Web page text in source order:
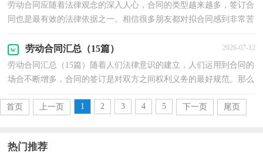
劳动合同应随着法律观念的深入人心，合同的类型越来越多，签订合
同也是最有效的法律依据之一。相信很多朋友都对拟合同感到非常苦
劳动合同汇总（15篇） 2026-07-12
劳动合同汇总（15篇）随着人们法律意识的建立，人们运用到合同的
场合不断增多，合同的签订是对双方之间权利义务的最好规范。那么
首页
上一页 1 2 3 4 5 下一页 尾页
热门推荐